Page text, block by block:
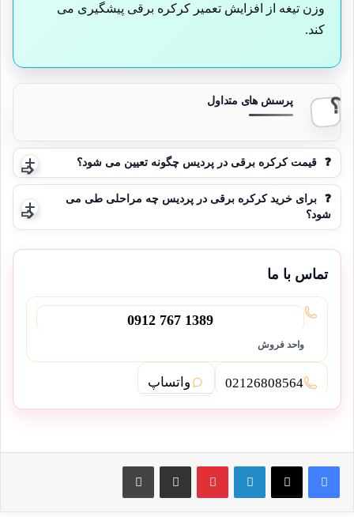
وزن تیغه از افزایش تعمیر کرکره برقی پیشگیری می
کند.
❓ قیمت کرکره برقی در پردیس چگونه تعیین می شود؟
❓
برای خرید کرکره برقی در پردیس چه مراحلی طی می
شود؟
تماس با ما
0912 767 1389
واحد فروش
02126808564 واتساپ
لینکدین پین ترست از طریق ایمیل به اشتراک بگذارید چاپ کنید